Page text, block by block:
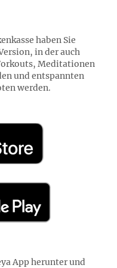
haben Sie
in der auch
Meditationen
und entspannten
werden.
App herunter und